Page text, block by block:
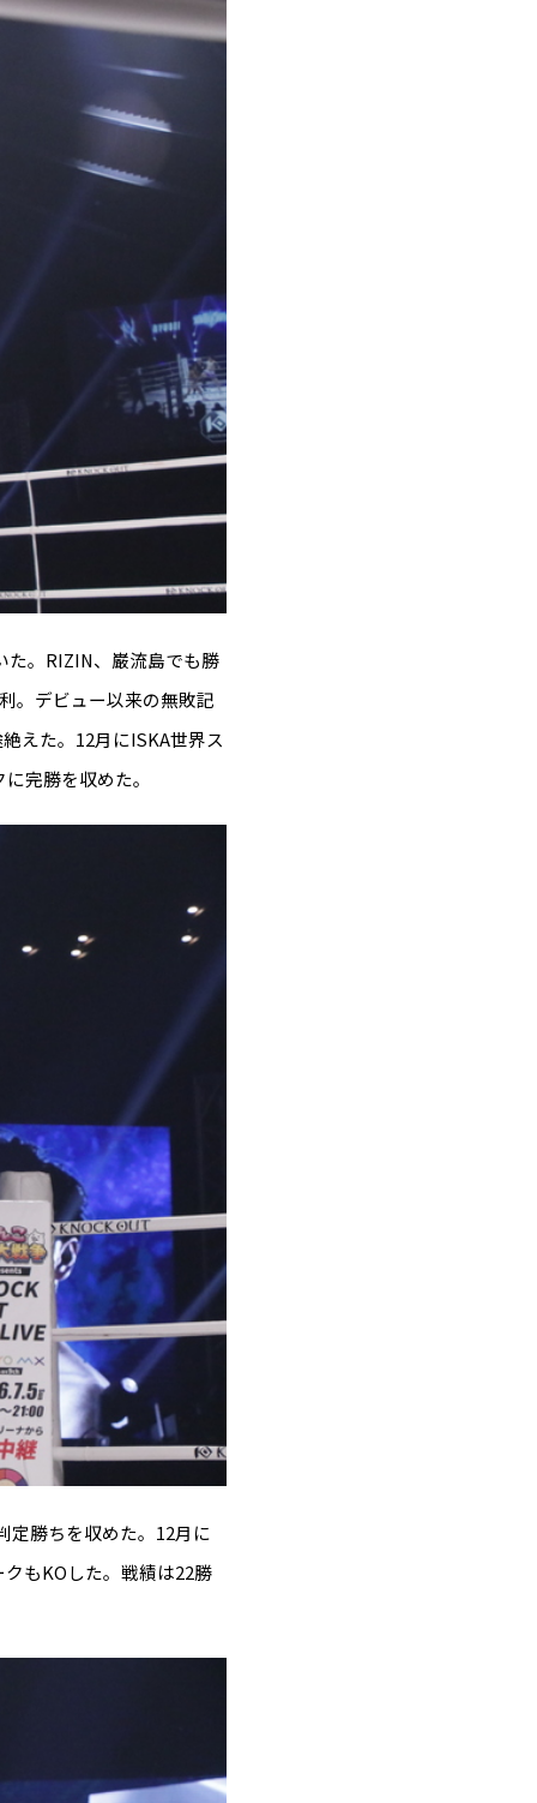
た。RIZIN、巌流島でも勝
。デビュー以来の無敗記
えた。12月にISKA世界ス
完勝を収めた。
定勝ちを収めた。12月に
もKOした。戦績は22勝